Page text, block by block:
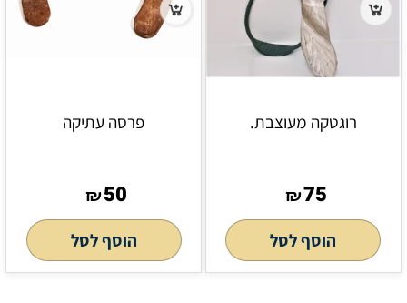
רוגטקה מעוצבת.
₪75
הוסף לסל
פרסה עתיקה
₪50
הוסף לסל